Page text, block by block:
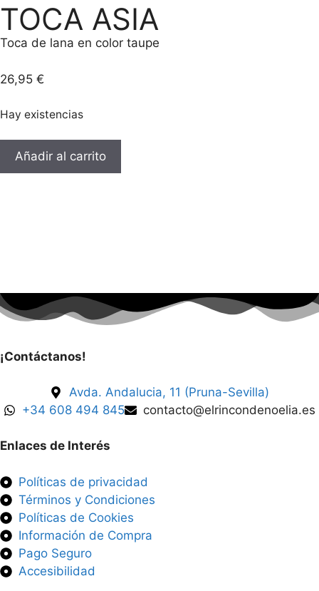
TOCA ASIA
Toca de lana en color taupe
26,95 €
Hay existencias
Añadir al carrito
¡Contáctanos!
Avda. Andalucia, 11 (Pruna-Sevilla)
+34 608 494 845
contacto@elrincondenoelia.es
Enlaces de Interés
Políticas de privacidad
Términos y Condiciones
Políticas de Cookies
Información de Compra
Pago Seguro
Accesibilidad